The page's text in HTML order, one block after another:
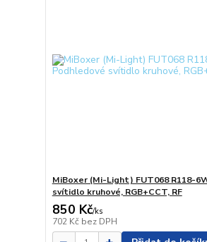
MiBoxer (Mi-Light) FUT068 R118-
svítidlo kruhové, RGB+CCT, RF
850 Kč/ks
702 Kč bez DPH